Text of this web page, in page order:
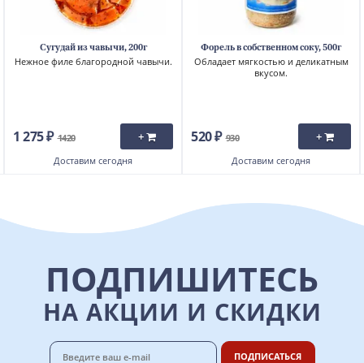
Сугудай из чавычи, 200г
Нежное филе благородной чавычи.
1 275 ₽ 1420 +
Доставим сегодня
Форель в собственном соку, 500г
Обладает мягкостью и деликатным
вкусом.
520 ₽ 930 +
Доставим сегодня
ПОДПИШИТЕСЬ
НА АКЦИИ И СКИДКИ
ПОДПИСАТЬСЯ